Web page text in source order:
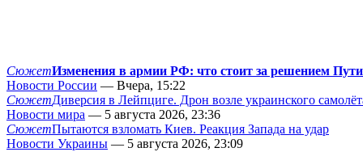
СюжетИзменения в армии РФ: что стоит за решением
Новости России — Вчера, 15:22
СюжетДиверсия в Лейпциге. Дрон возле украинского
Новости мира — 5 августа 2026, 23:36
СюжетПытаются взломать Киев. Реакция Запада на удар
Новости Украины — 5 августа 2026, 23:09